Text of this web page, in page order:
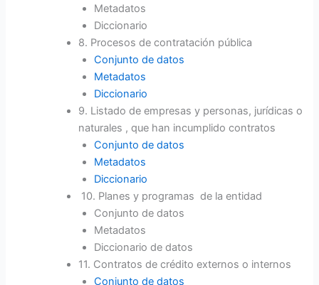
Metadatos
Diccionario
8. Procesos de contratación pública
Conjunto de datos
Metadatos
Diccionario
9. Listado de empresas y personas, jurídicas o
naturales , que han incumplido contratos
Conjunto de datos
Metadatos
Diccionario
10. Planes y programas de la entidad
Conjunto de datos
Metadatos
Diccionario de datos
11. Contratos de crédito externos o internos
Conjunto de datos